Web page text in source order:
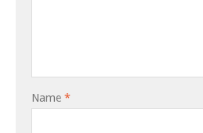
Name *